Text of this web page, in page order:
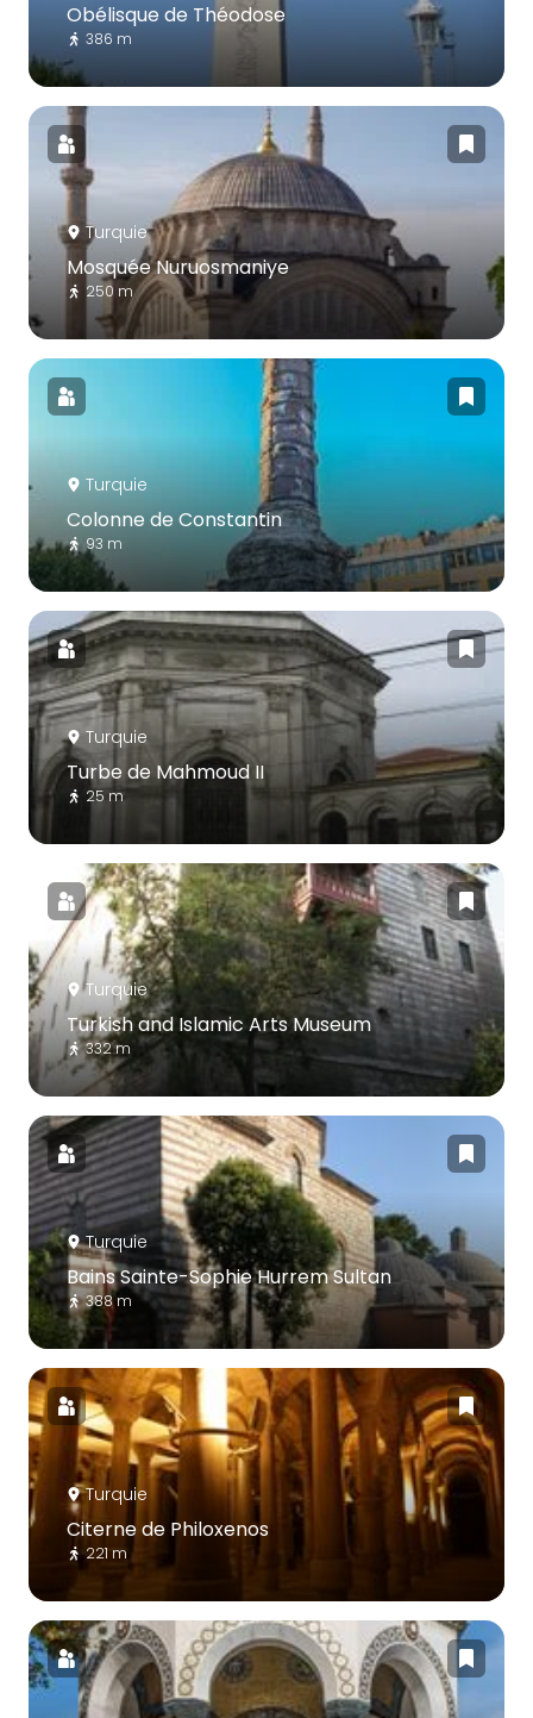
Obélisque de Théodose
386 m
Turquie
Mosquée Nuruosmaniye
250 m
Turquie
Colonne de Constantin
93 m
Turquie
Turbe de Mahmoud II
25 m
Turquie
Turkish and Islamic Arts Museum
332 m
Turquie
Bains Sainte-Sophie Hurrem Sultan
388 m
Turquie
Citerne de Philoxenos
221 m